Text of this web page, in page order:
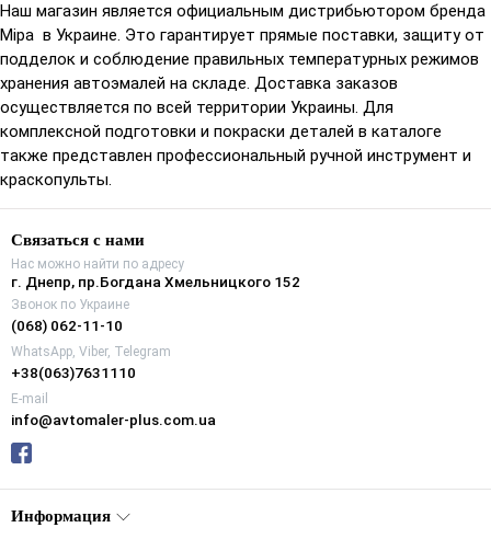
Наш магазин является официальным дистрибьютором бренда
Mipa в Украине. Это гарантирует прямые поставки, защиту от
подделок и соблюдение правильных температурных режимов
хранения автоэмалей на складе. Доставка заказов
осуществляется по всей территории Украины. Для
комплексной подготовки и покраски деталей в каталоге
также представлен профессиональный ручной инструмент и
краскопульты.
Связаться с нами
Нас можно найти по адресу
г. Днепр, пр.Богдана Хмельницкого 152
Звонок по Украине
(068) 062-11-10
WhatsApp, Viber, Telegram
+38(063)7631110
E-mail
info@avtomaler-plus.com.ua
Информация